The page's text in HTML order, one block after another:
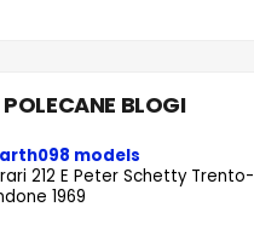
POLECANE BLOGI
models
212 E Peter Schetty Trento-
1969